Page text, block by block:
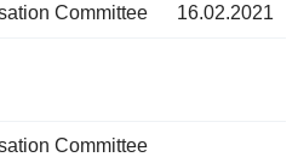
Committee 16.02.2021
Committee